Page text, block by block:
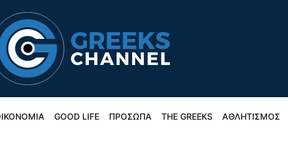
GOOD LIFE ΠΡΟΣΩΠΑ THE GREEKS ΑΘΛΗΤΙΣΜΟΣ